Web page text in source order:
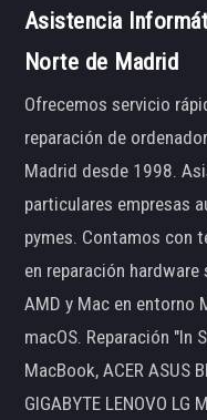
Asistencia
Norte de Madrid
Ofrecemos servicio
reparación de
Madrid desde 1998.
particulares empresas
pymes. Contamos con
en reparación
AMD y Mac en entorno
macOS. Reparación "In
MacBook, ACER ASUS
GIGABYTE LENOVO LG